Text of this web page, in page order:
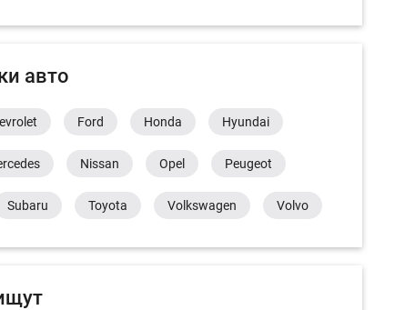
авто
Ford Honda Hyundai
Nissan Opel Peugeot
Subaru Toyota Volkswagen Volvo